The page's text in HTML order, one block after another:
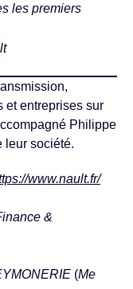
les premiers
et entreprises sur
Philippe
leur société.
www.nault.fr/
&
(Me